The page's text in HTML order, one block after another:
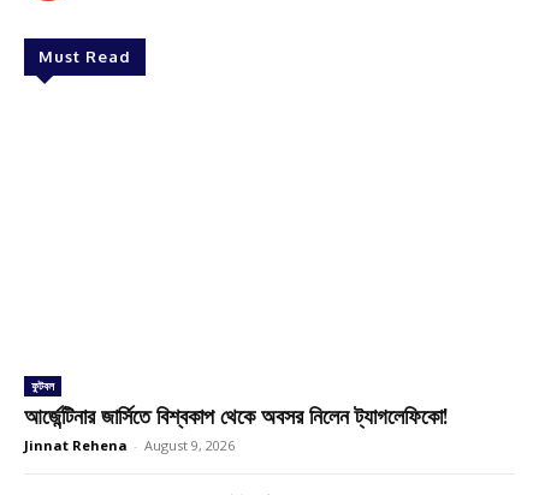
Must Read
ফুটবল
আর্জেন্টিনার জার্সিতে বিশ্বকাপ থেকে অবসর নিলেন ট্যাগলেফিকো!
Jinnat Rehena - August 9, 2026